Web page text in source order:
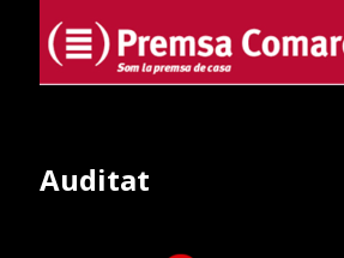
Auditat